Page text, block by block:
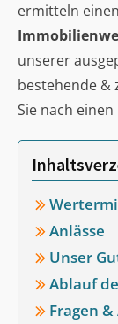
ermitteln
unserer
bestehende &
Sie nach einen
Anlässe
Unser
Ablauf
Fragen